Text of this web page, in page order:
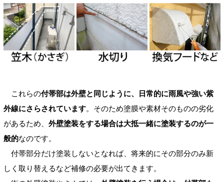
これらの付帯部は外壁と同じように、日常的に雨風や強い紫
外線にさらされています。そのため塗膜や素材そのものの劣化
があるため、 外壁塗装をする場合は大抵一緒に塗装するのが一
般的なのです。
付帯部分だけ塗装しないとなれば、将来的にその部分のみ新
しく取り替えるなど補修の必要が出てきます。